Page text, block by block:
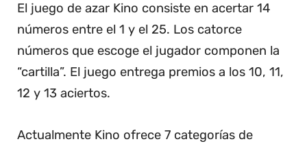
El juego de azar Kino consiste en acertar 14
números entre el 1 y el 25. Los catorce
números que escoge el jugador componen la
“cartilla”. El juego entrega premios a los 10, 11,
12 y 13 aciertos.
Actualmente Kino ofrece 7 categorías de